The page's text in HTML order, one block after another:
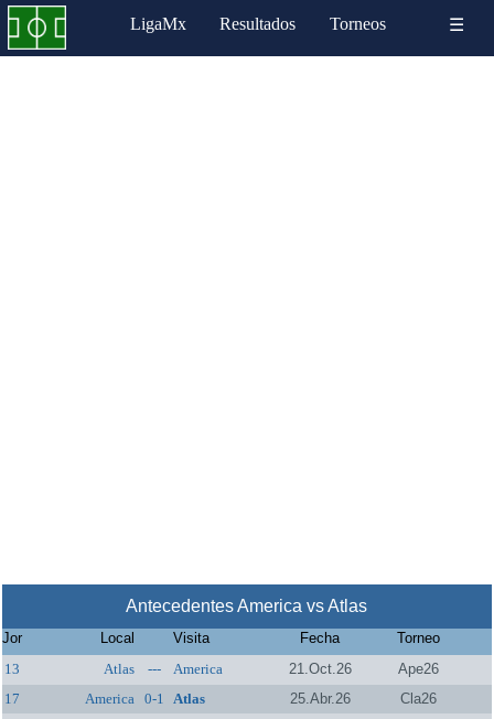
LigaMx Resultados Torneos ☰
Antecedentes America vs Atlas
Jor Local Visita Fecha
Torneo
13
Atlas --- America 21.Oct.26
Ape26
17
America 0-1 Atlas 25.Abr.26
Cla26